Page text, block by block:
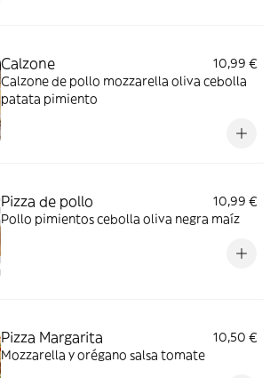
Calzone
10,99 €
Calzone de pollo mozzarella oliva cebolla
patata pimiento
Pizza de pollo
10,99 €
Pollo pimientos cebolla oliva negra maíz
Pizza Margarita
10,50 €
Mozzarella y orégano salsa tomate